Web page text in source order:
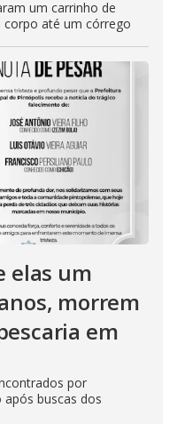
um carrinho de
até um córrego
elas um
morrem
em
por
buscas dos